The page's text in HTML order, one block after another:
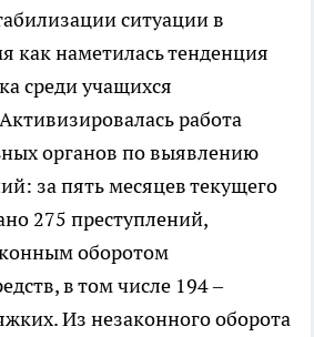
ситуации в
как наметилась тенденция
среди учащихся
работа
органов по выявлению
за пять месяцев текущего
275 преступлений,
оборотом
в том числе 194 –
Из незаконного оборота